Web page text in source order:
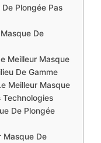
Plongée Pas
De
Meilleur Masque
De Gamme
Meilleur Masque
De Plongée
Masque De